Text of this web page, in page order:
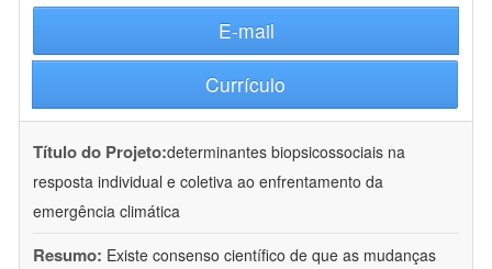
E-mail
Currículo
Título do Projeto:determinantes biopsicossociais na
resposta individual e coletiva ao enfrentamento da
emergência climática
Resumo: Existe consenso científico de que as mudanças